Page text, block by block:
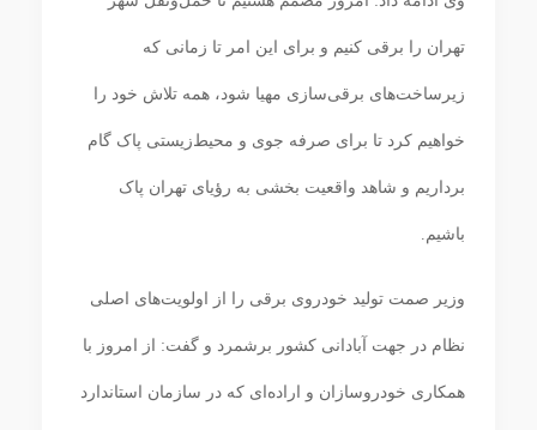
تهران را برقی کنیم و برای این امر تا زمانی که
زیرساخت‌های برقی‌سازی مهیا شود، همه تلاش خود را
خواهیم کرد تا برای صرفه جوی و محیط‌زیستی پاک گام
برداریم و شاهد واقعیت بخشی به رؤیای تهران پاک
باشیم.
وزیر صمت تولید خودروی برقی را از اولویت‌های اصلی
نظام در جهت آبادانی کشور برشمرد و گفت: از امروز با
همکاری خودروسازان و اراده‌ای که در سازمان استاندارد